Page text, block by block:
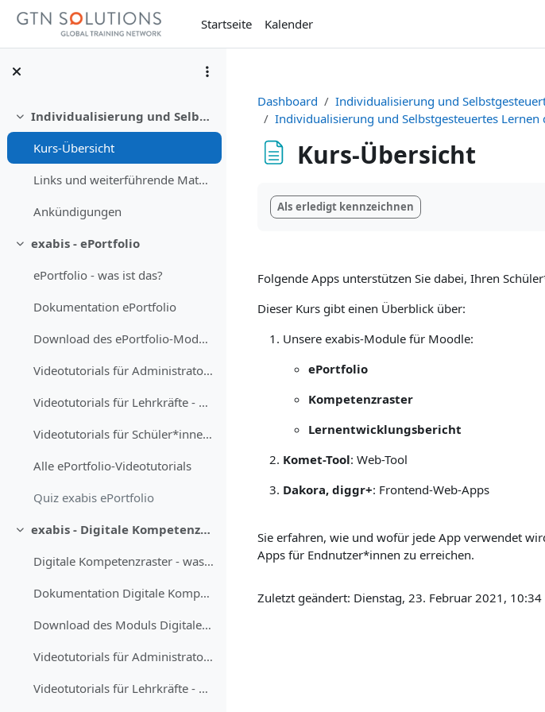
Zum Hauptinhalt
Startseite
Kalender
Einklappen
Individualisierung und Selbstgesteuertes Lernen digital unterstützen
Kurs-Übersicht
Links und weiterführende Materialien
Ankündigungen
Einklappen
exabis - ePortfolio
ePortfolio - was ist das?
Dokumentation ePortfolio
Download des ePortfolio-Moduls für Moodle
Videotutorials für Administrator*innen - Grundlagen
Videotutorials für Lehrkräfte - Grundlagen
Videotutorials für Schüler*innen - Grundlagen
Alle ePortfolio-Videotutorials
Quiz exabis ePortfolio
Einklappen
exabis - Digitale Kompetenzraster
Digitale Kompetenzraster - was ist das?
Dokumentation Digitale Kompetenzraster
Download des Moduls Digitale Kompetenzraster für Moodle
Videotutorials für Administrator*innen - Grundlagen
Videotutorials für Lehrkräfte - Grundlagen
Dashboard
Individualisierung und
Individualisierung und Selbstgesteuertes
Kurs-Übersicht
Als erledigt kennzeichnen
Folgende Apps unterstützen Sie dabei, Ihren
Dieser Kurs gibt einen Überblick über:
Unsere exabis-Module für Moodle:
ePortfolio
Kompetenzraster
Lernentwicklungsbericht
Komet-Tool: Web-Tool
Dakora, diggr+: Frontend-Web-Apps
Sie erfahren, wie und wofür jede App verwendet
Apps für Endnutzer*innen zu erreichen.
Zuletzt geändert: Dienstag, 23. Februar 2021, 10:34